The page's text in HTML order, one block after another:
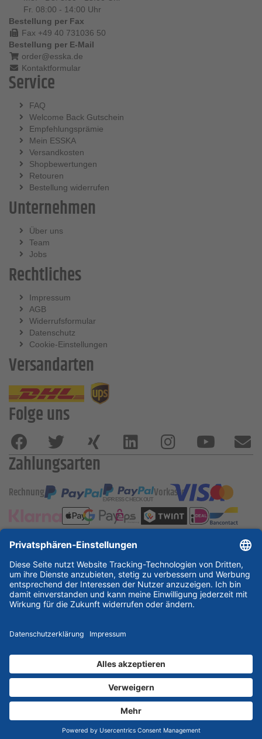
Fr. 08:00 - 14:00 Uhr
Bestellung per Fax
Fax +49 40 731036 50
Bestellung per E-Mail
order@esska.de
Kontaktformular
Service
FAQ
Welcome Back Gutschein
Empfehlungsprämie
Mein ESSKA
Versandkosten
Shopbewertungen
Retouren
Bestellung widerrufen
Unternehmen
Über uns
Team
Jobs
Rechtliches
Impressum
AGB
Widerrufsformular
Datenschutz
Cookie-Einstellungen
Versandarten
Folge uns
Zahlungsarten
Rechnung Vorkasse
ESSKA International
new
new new
Partner & Zertifikate